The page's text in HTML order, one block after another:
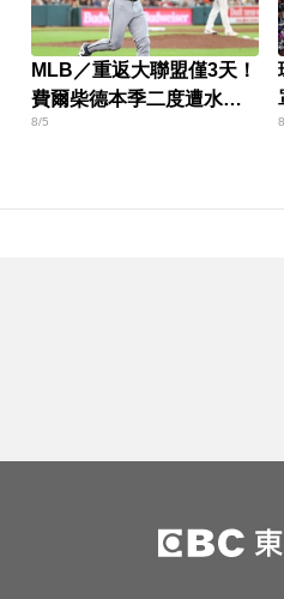
MLB／重返大聯盟僅3天！
費爾柴德本季二度遭水手
DFA
8/5
住處 死因待查
醫起看／瘦瘦針不
大研究：罹癌風險